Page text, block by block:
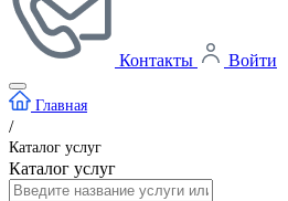
Контакты Войти
Главная
/
Каталог услуг
Каталог услуг